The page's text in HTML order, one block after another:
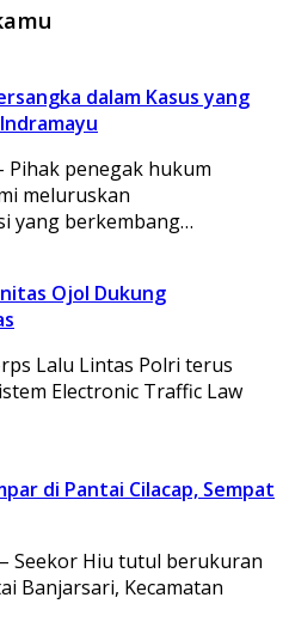
dalam Kasus yang
Pihak penegak hukum
meluruskan
yang berkembang…
Ojol Dukung
Lalu Lintas Polri terus
Electronic Traffic Law
di Pantai Cilacap, Sempat
Seekor Hiu tutul berukuran
Banjarsari, Kecamatan